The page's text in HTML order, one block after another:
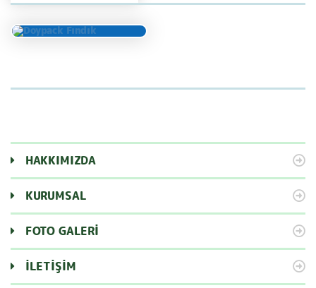
HAKKIMIZDA
KURUMSAL
FOTO GALERİ
İLETİŞİM